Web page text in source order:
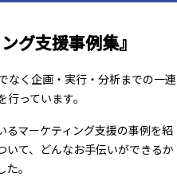
グ支援事例集』
なく企画・実行・分析までの一連
っています。
るマーケティング支援の事例を紹
いて、どんなお手伝いができるか
。